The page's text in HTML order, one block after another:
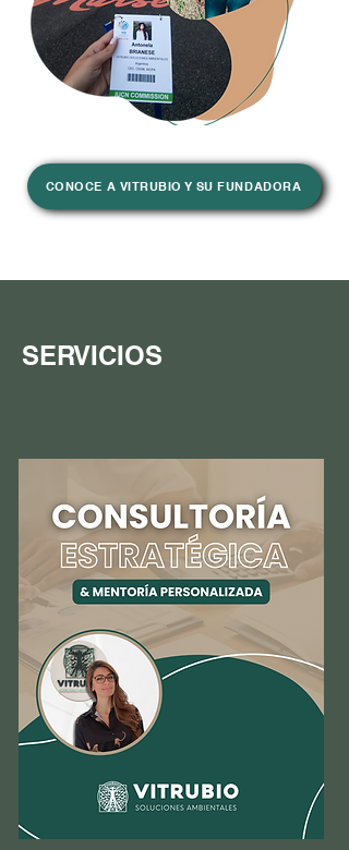
CONOCE A VITRUBIO Y SU FUNDADORA
SERVICIOS